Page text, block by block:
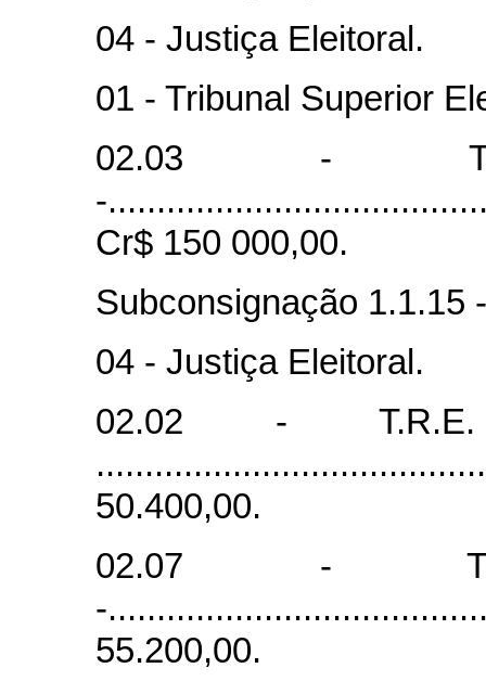
04 - Justiça Eleitoral.
01 - Tribunal Superior
02.03 -
-
Cr$ 150 000,00.
Subconsignação 1.1.15
04 - Justiça Eleitoral.
02.02 -
50.400,00.
02.07 -
-
55.200,00.